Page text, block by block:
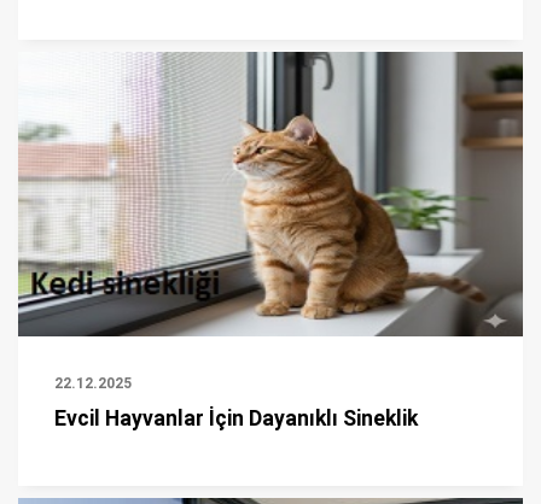
22.12.2025
Evcil Hayvanlar İçin Dayanıklı Sineklik